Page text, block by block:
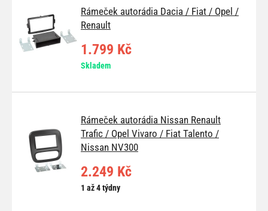
Rámeček autorádia Dacia / Fiat / Opel /
Renault
1.799 Kč
Skladem
Rámeček autorádia Nissan Renault
Trafic / Opel Vivaro / Fiat Talento /
Nissan NV300
2.249 Kč
1 až 4 týdny